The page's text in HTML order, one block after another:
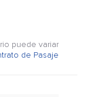
puede variar
de Pasaje